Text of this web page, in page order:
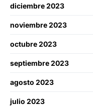
diciembre 2023
noviembre 2023
octubre 2023
septiembre 2023
agosto 2023
julio 2023